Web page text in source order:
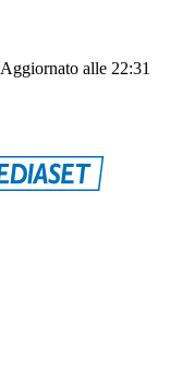
Aggiornato alle 22:31